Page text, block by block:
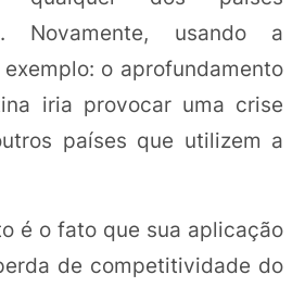
Novamente, usando a
o aprofundamento
iria provocar uma crise
países que utilizem a
é o fato que sua aplicação
de competitividade do